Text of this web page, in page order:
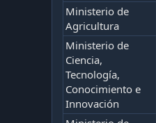
Ministerio de
Agricultura
Ministerio de
Ciencia,
Tecnología,
Conocimiento e
Innovación